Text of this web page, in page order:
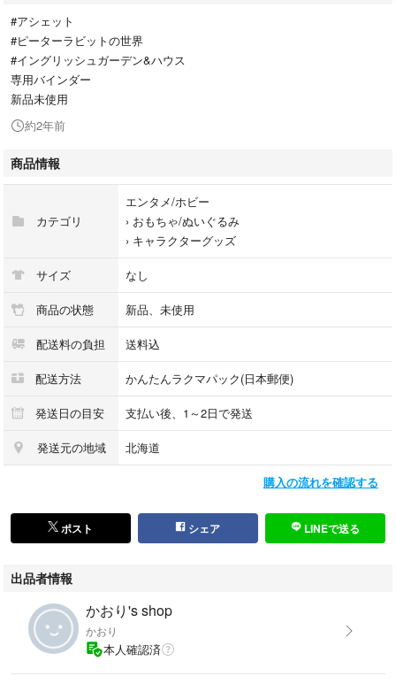
#アシェット
#ピーターラビットの世界
#イングリッシュガーデン&ハウス
専用バインダー
新品未使用
約2年前
商品情報
カテゴリ
エンタメ/ホビー
› おもちゃ/ぬいぐるみ
› キャラクターグッズ
サイズ なし
商品の状態 新品、未使用
配送料の負担 送料込
配送方法 かんたんラクマパック(日本郵便)
発送日の目安 支払い後、1～2日で発送
発送元の地域 北海道
購入の流れを確認する
ポスト シェア LINEで送る
出品者情報
かおり's shop
かおり
本人確認済